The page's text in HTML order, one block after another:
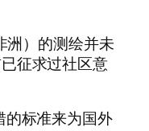
洲）的测绘并未
征求过社区意
的标准来为国外